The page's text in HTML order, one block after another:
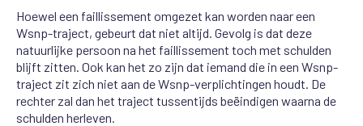
Hoewel een faillissement omgezet kan worden naar een
Wsnp-traject, gebeurt dat niet altijd. Gevolg is dat deze
natuurlijke persoon na het faillissement toch met schulden
blijft zitten. Ook kan het zo zijn dat iemand die in een Wsnp-
traject zit zich niet aan de Wsnp-verplichtingen houdt. De
rechter zal dan het traject tussentijds beëindigen waarna de
schulden herleven.